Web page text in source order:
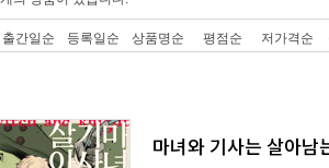
출간일순 등록일순 상품명순 평점순 저가격순
마녀와 기사는 살아남